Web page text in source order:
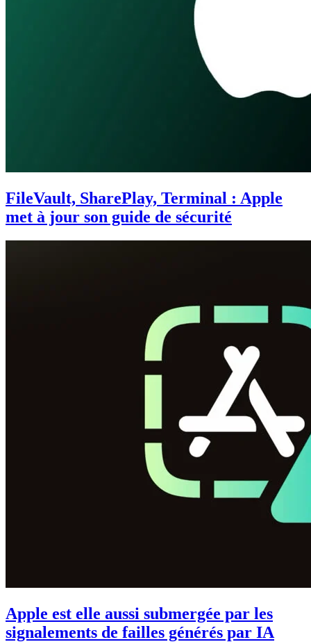
FileVault, SharePlay, Terminal : Apple
met à jour son guide de sécurité
Apple est elle aussi submergée par les
signalements de failles générés par IA